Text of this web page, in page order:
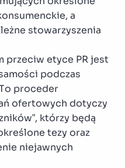
a
stowarzyszenia
przeciw etyce PR jest
podczas
proceder
ofertowych dotyczy
którzy będą
tezy oraz
niejawnych